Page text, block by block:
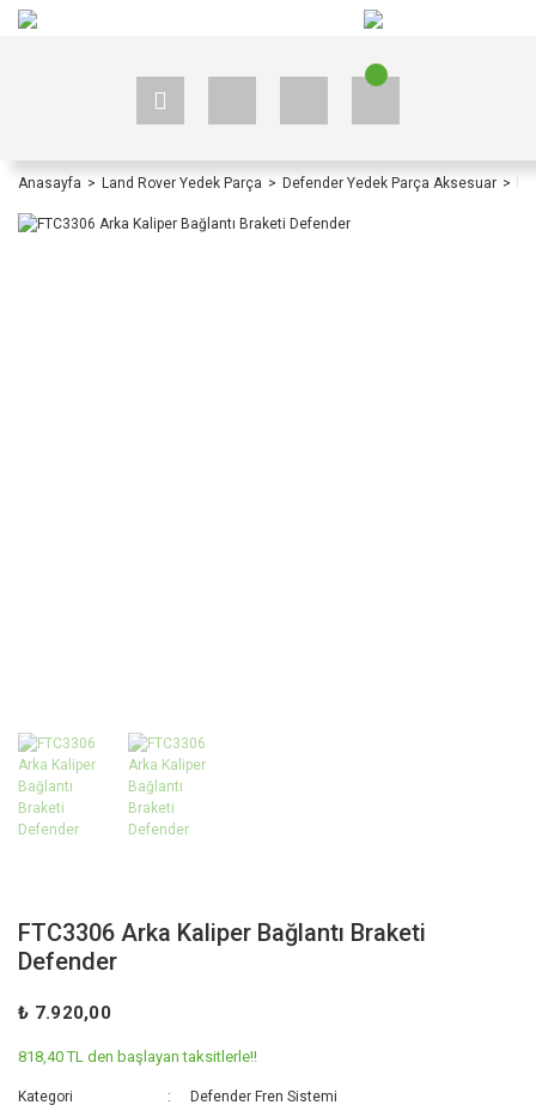
Anasayfa Land Rover Yedek Parça Defender Yedek Parça Aksesuar
FTC3306 Arka Kaliper Bağlantı Braketi
Defender
₺ 7.920,00
818,40 TL den başlayan taksitlerle!!
Kategori
Defender Fren Sistemi